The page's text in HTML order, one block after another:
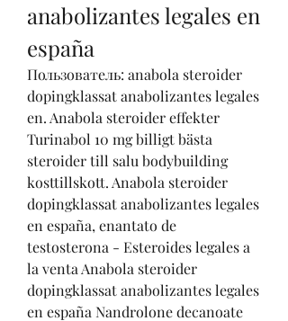
anabolizantes legales en
españa
Пользователь: anabola steroider
dopingklassat anabolizantes legales
en. Anabola steroider effekter
Turinabol 10 mg billigt bästa
steroider till salu bodybuilding
kosttillskott. Anabola steroider
dopingklassat anabolizantes legales
en españa, enantato de
testosterona - Esteroides legales a
la venta Anabola steroider
dopingklassat anabolizantes legales
en españa Nandrolone decanoate